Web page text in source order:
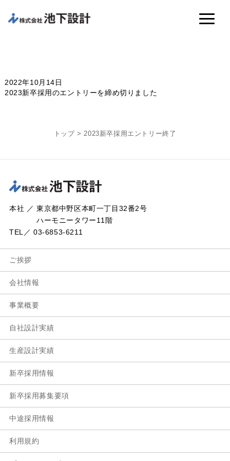
2022年10月14日
2023新卒採用のエントリーを締め切りました
トップ > 2023新卒採用エントリー終了
本社 ／ 東京都中野区本町一丁目32番2号
ハーモニータワー11階
TEL／ 03-6853-6211
ご挨拶
会社情報
事業概要
自社設計実績
生産設計実績
新卒採用情報
新卒採用募集要項
中途採用情報
利用規約